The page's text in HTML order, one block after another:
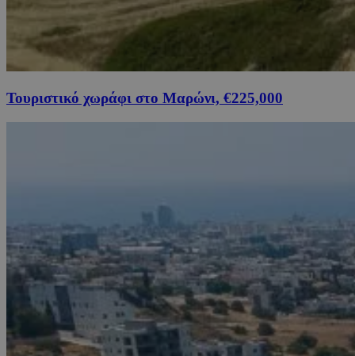
Τουριστικό χωράφι στο Μαρώνι, €225,000